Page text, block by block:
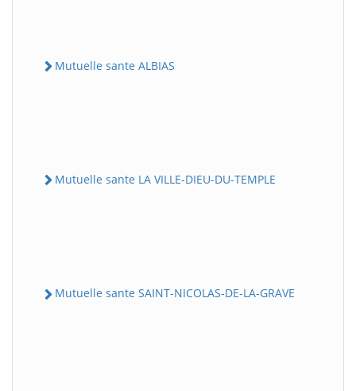
Mutuelle sante ALBIAS
Mutuelle sante LA VILLE-DIEU-DU-TEMPLE
Mutuelle sante SAINT-NICOLAS-DE-LA-GRAVE